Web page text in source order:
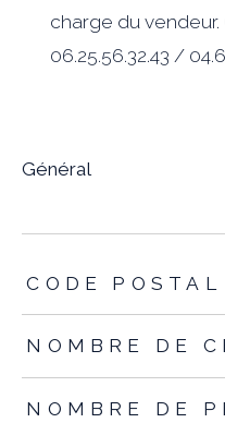
charge du
06.25.56.32.43 /
général
CODE POSTAL
NOMBRE DE
NOMBRE DE